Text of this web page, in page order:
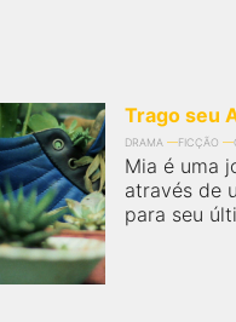
Trago seu
DRAMA FICÇÃO
Mia é uma
através de
para seu